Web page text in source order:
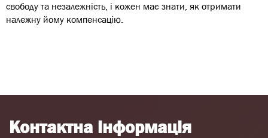
свободу та незалежність, і кожен має знати, як отримати
належну йому компенсацію.
Контактна інформація